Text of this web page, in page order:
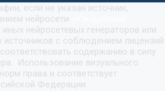
если не указан источник,
нейросети
, иных нейросетевых генераторов или
источников с соблюдением лицензий
содержанию в силу
Использование визуального
права и соответствует
Федерации.